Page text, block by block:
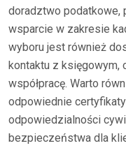
doradztwo podatkowe,
wsparcie w zakresie
wyboru jest również
kontaktu z księgowym,
współpracę. Warto
odpowiednie
odpowiedzialności
bezpieczeństwa dla